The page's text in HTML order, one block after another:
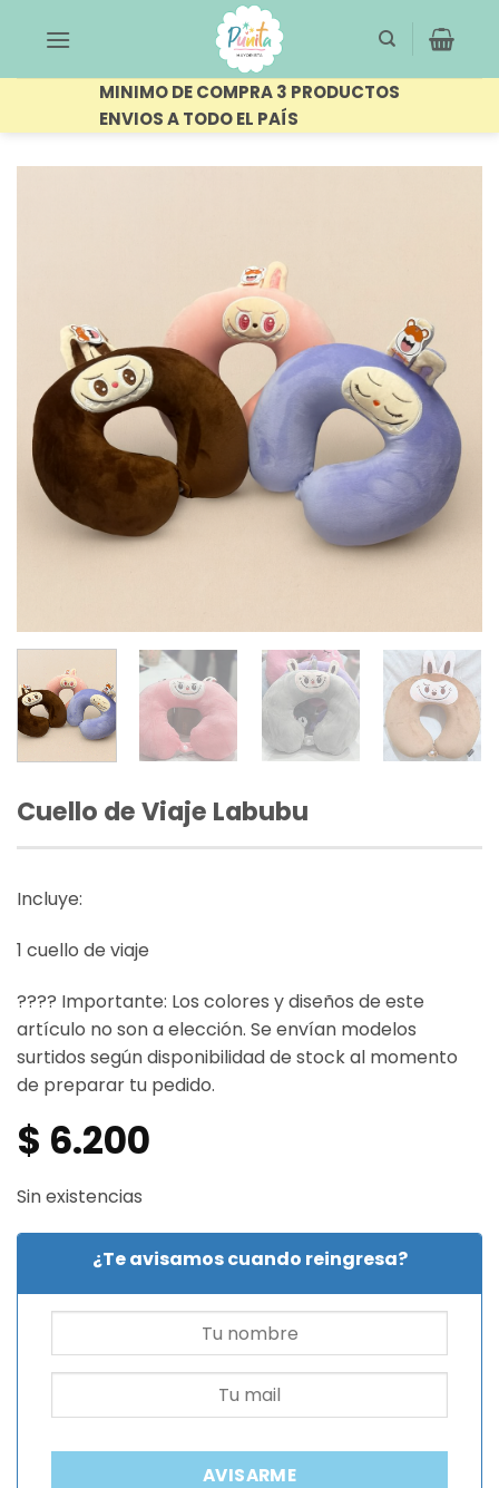
MINIMO DE COMPRA 3 PRODUCTOS
ENVIOS A TODO EL PAÍS
Cuello de Viaje Labubu
Incluye:
1 cuello de viaje
????️ Importante: Los colores y diseños de este
artículo no son a elección. Se envían modelos
surtidos según disponibilidad de stock al momento
de preparar tu pedido.
$ 6.200
Sin existencias
¿Te avisamos cuando reingresa?
AVISARME